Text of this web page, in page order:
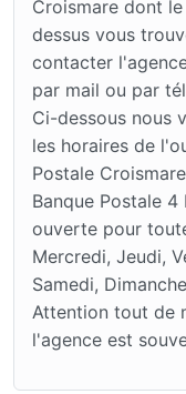
Croismare dont
dessus vous
contacter
par mail ou par
Ci-dessous nous
les horaires de
Postale
Banque Postale 4
ouverte pour
Mercredi, Jeudi,
Samedi,
Attention tout de
l'agence est